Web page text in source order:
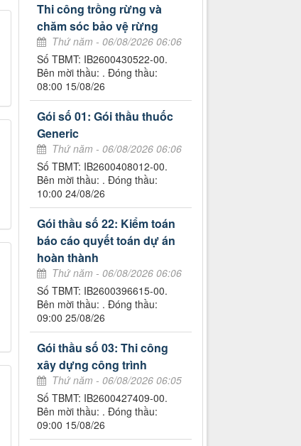
Thi công trồng rừng và
chăm sóc bảo vệ rừng
Thứ năm - 06/08/2026 06:06
Số TBMT: IB2600430522-00.
Bên mời thầu: . Đóng thầu:
08:00 15/08/26
Gói số 01: Gói thầu thuốc
Generic
Thứ năm - 06/08/2026 06:06
Số TBMT: IB2600408012-00.
Bên mời thầu: . Đóng thầu:
10:00 24/08/26
Gói thầu số 22: Kiểm toán
báo cáo quyết toán dự án
hoàn thành
Thứ năm - 06/08/2026 06:06
Số TBMT: IB2600396615-00.
Bên mời thầu: . Đóng thầu:
09:00 25/08/26
Gói thầu số 03: Thi công
xây dựng công trình
Thứ năm - 06/08/2026 06:05
Số TBMT: IB2600427409-00.
Bên mời thầu: . Đóng thầu:
09:00 15/08/26